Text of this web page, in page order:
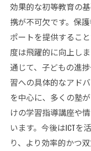
効果的な初等教育の
携が不可欠です。保
ポートを提供するこ
度は飛躍的に向上し
通じて、子どもの進
習への具体的なアド
を中心に、多くの塾
けの学習指導講座や
います。今後はICTを
り、より効率的かつ